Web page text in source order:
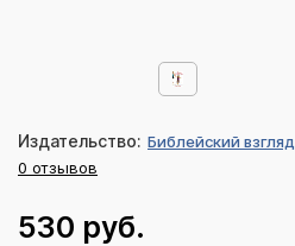
Издательство: Библейский взгляд
0 отзывов
530 руб.